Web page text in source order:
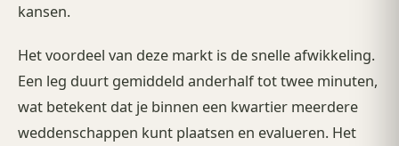
kansen.
Het voordeel van deze markt is de snelle afwikkeling.
Een leg duurt gemiddeld anderhalf tot twee minuten,
wat betekent dat je binnen een kwartier meerdere
weddenschappen kunt plaatsen en evalueren. Het